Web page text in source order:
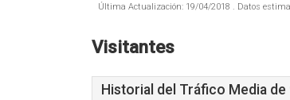
Última Actualización: 19/04/2018 . Datos
Visitantes
Historial del Tráfico Media de